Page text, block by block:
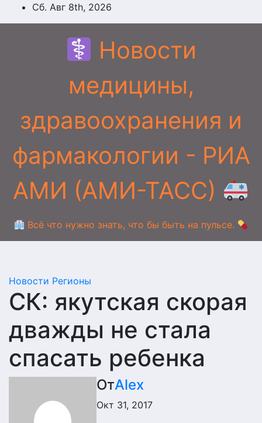
Перейти
к
Сб. Авг 8th, 2026
Новости
медицины,
здравоохранения и
фармакологии - РИА
АМИ (АМИ-ТАСС)
Всё что нужно знать, что бы быть на пульсе.
Новости Регионы
СК: якутская скорая
дважды не стала
спасать ребенка
ОтAlex
Окт 31, 2017